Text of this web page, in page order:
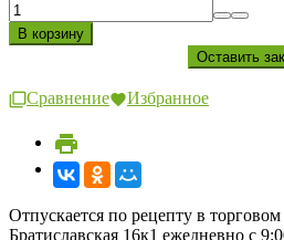
Сравнение Избранное
Отпускается по рецепту в
Братиславская 16к1 ежедневно с